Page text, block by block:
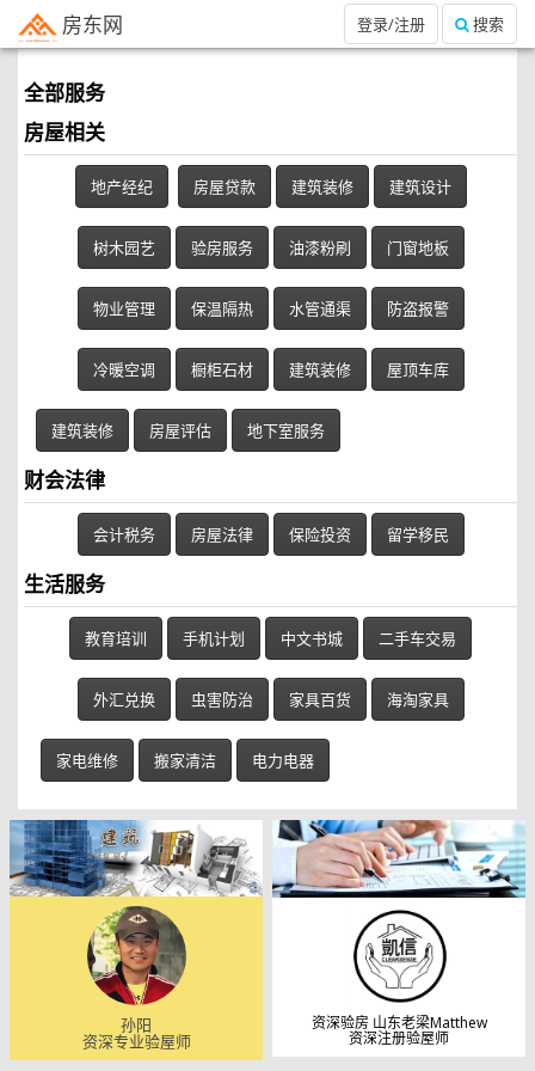
房东网 搜索
登录/注册
全部服务
房屋相关
地产经纪 房屋贷款 建筑装修 建筑设计
树木园艺 验房服务 油漆粉刷 门窗地板
物业管理 保温隔热 水管通渠 防盗报警
冷暖空调 橱柜石材 建筑装修 屋顶车库
建筑装修 房屋评估 地下室服务
财会法律
会计税务 房屋法律 保险投资 留学移民
生活服务
教育培训 手机计划 中文书城 二手车交易
外汇兑换 虫害防治 家具百货 海淘家具
家电维修 搬家清洁 电力电器
孙阳
资深专业验屋师
资深验房 山东老梁Matthew
资深注册验屋师